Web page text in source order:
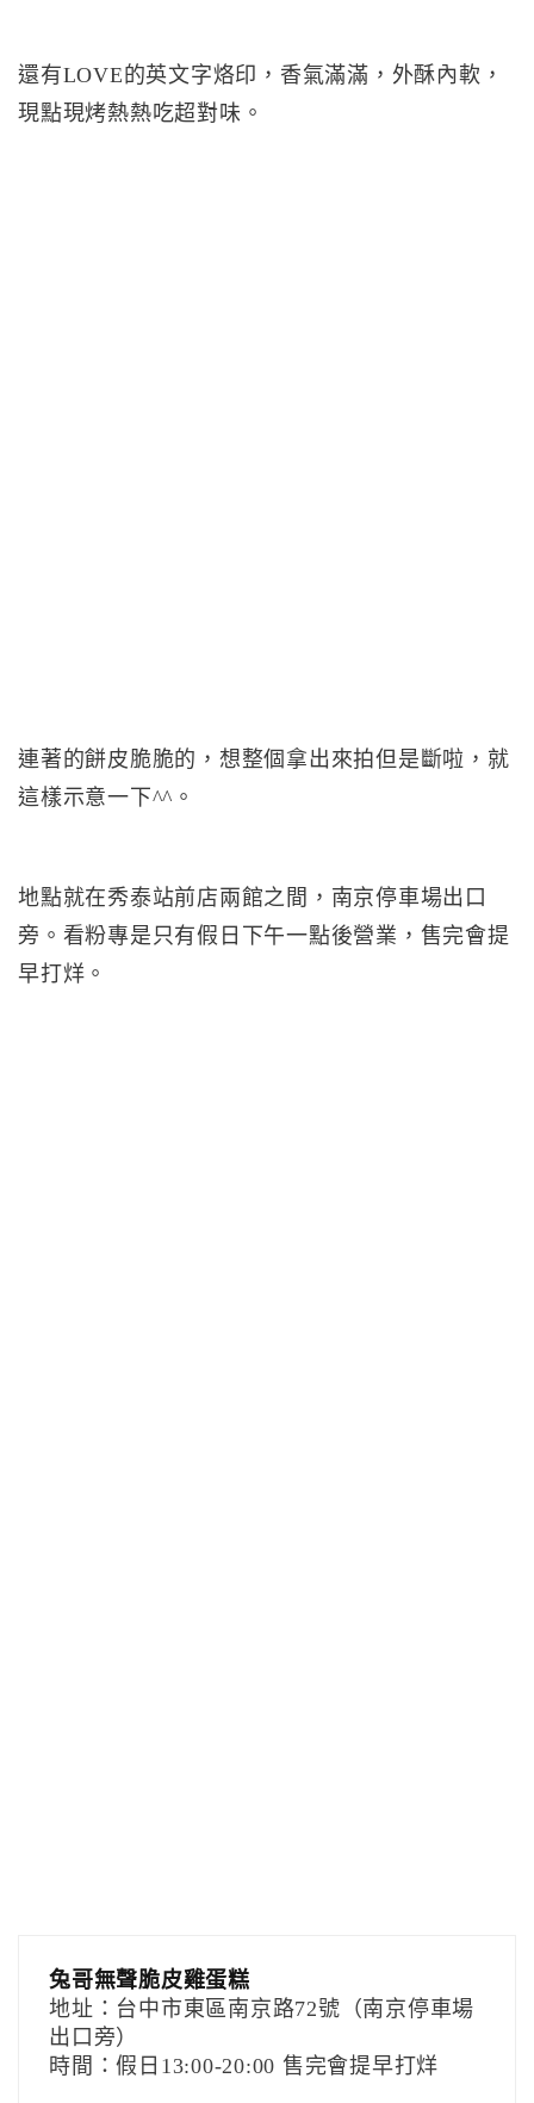
還有LOVE的英文字烙印，香氣滿滿，外酥內軟，
現點現烤熱熱吃超對味。
連著的餅皮脆脆的，想整個拿出來拍但是斷啦，就
這樣示意一下^^。
地點就在秀泰站前店兩館之間，南京停車場出口
旁。看粉專是只有假日下午一點後營業，售完會提
早打烊。
兔哥無聲脆皮雞蛋糕
地址：台中市東區南京路72號（南京停車場
出口旁）
時間：假日13:00-20:00 售完會提早打烊